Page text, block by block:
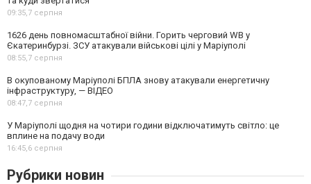
09:35,7 серпня
1626 день повномасштабної війни. Горить черговий WB у
Єкатеринбурзі. ЗСУ атакували військові цілі у Маріуполі
08:55,7 серпня
В окупованому Маріуполі БПЛА знову атакували енергетичну
інфраструктуру, — ВІДЕО
08:47,7 серпня
У Маріуполі щодня на чотири години відключатимуть світло: це
вплине на подачу води
16:45,6 серпня
Рубрики новин